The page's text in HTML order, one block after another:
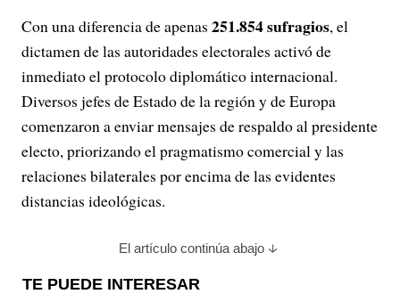
Con una diferencia de apenas 251.854 sufragios, el
dictamen de las autoridades electorales activó de
inmediato el protocolo diplomático internacional.
Diversos jefes de Estado de la región y de Europa
comenzaron a enviar mensajes de respaldo al presidente
electo, priorizando el pragmatismo comercial y las
relaciones bilaterales por encima de las evidentes
distancias ideológicas.
El artículo continúa abajo
TE PUEDE INTERESAR